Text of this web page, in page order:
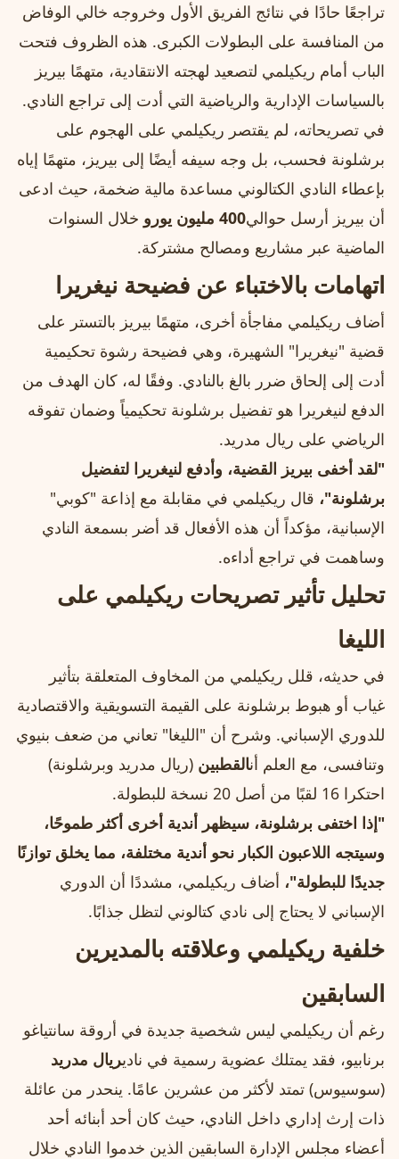
تراجعًا حادًا في نتائج الفريق الأول وخروجه خالي الوفاض
من المنافسة على البطولات الكبرى. هذه الظروف فتحت
الباب أمام ريكيلمي لتصعيد لهجته الانتقادية، متهمًا بيريز
بالسياسات الإدارية والرياضية التي أدت إلى تراجع النادي.
في تصريحاته، لم يقتصر ريكيلمي على الهجوم على
برشلونة فحسب، بل وجه سيفه أيضًا إلى بيريز، متهمًا إياه
بإعطاء النادي الكتالوني مساعدة مالية ضخمة، حيث ادعى
أن بيريز أرسل حوالي400 مليون يورو
خلال السنوات
الماضية عبر مشاريع ومصالح مشتركة.
اتهامات بالاختباء عن فضيحة نيغريرا
أضاف ريكيلمي مفاجأة أخرى، متهمًا بيريز بالتستر على
قضية "نيغريرا" الشهيرة، وهي فضيحة رشوة تحكيمية
أدت إلى إلحاق ضرر بالغ بالنادي. وفقًا له، كان الهدف من
الدفع لنيغريرا هو تفضيل برشلونة تحكيمياً وضمان تفوقه
الرياضي على ريال مدريد.
"لقد أخفى بيريز القضية، وأدفع لنيغريرا لتفضيل
برشلونة"، قال ريكيلمي في مقابلة مع إذاعة "كوبي"
الإسبانية، مؤكداً أن هذه الأفعال قد أضر بسمعة النادي
وساهمت في تراجع أداءه.
تحليل تأثير تصريحات ريكيلمي على
الليغا
في حديثه، قلل ريكيلمي من المخاوف المتعلقة بتأثير
غياب أو هبوط برشلونة على القيمة التسويقية والاقتصادية
للدوري الإسباني. وشرح أن "الليغا" تعاني من ضعف بنيوي
وتنافسى، مع العلم أنالقطبين (ريال مدريد وبرشلونة)
احتكرا 16 لقبًا من أصل 20 نسخة للبطولة.
"إذا اختفى برشلونة، سيظهر أندية أخرى أكثر طموحًا،
وسيتجه اللاعبون الكبار نحو أندية مختلفة، مما يخلق توازنًا
جديدًا للبطولة"، أضاف ريكيلمي، مشددًا أن الدوري
الإسباني لا يحتاج إلى نادي كتالوني لتظل جذابًا.
خلفية ريكيلمي وعلاقته بالمديرين
السابقين
رغم أن ريكيلمي ليس شخصية جديدة في أروقة سانتياغو
برنابيو، فقد يمتلك عضوية رسمية في ناديريال مدريد
(سوسيوس) تمتد لأكثر من عشرين عامًا. ينحدر من عائلة
ذات إرث إداري داخل النادي، حيث كان أحد أبنائه أحد
أعضاء مجلس الإدارة السابقين الذين خدموا النادي خلال